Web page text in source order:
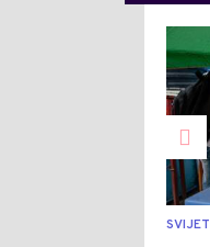
SVIJET